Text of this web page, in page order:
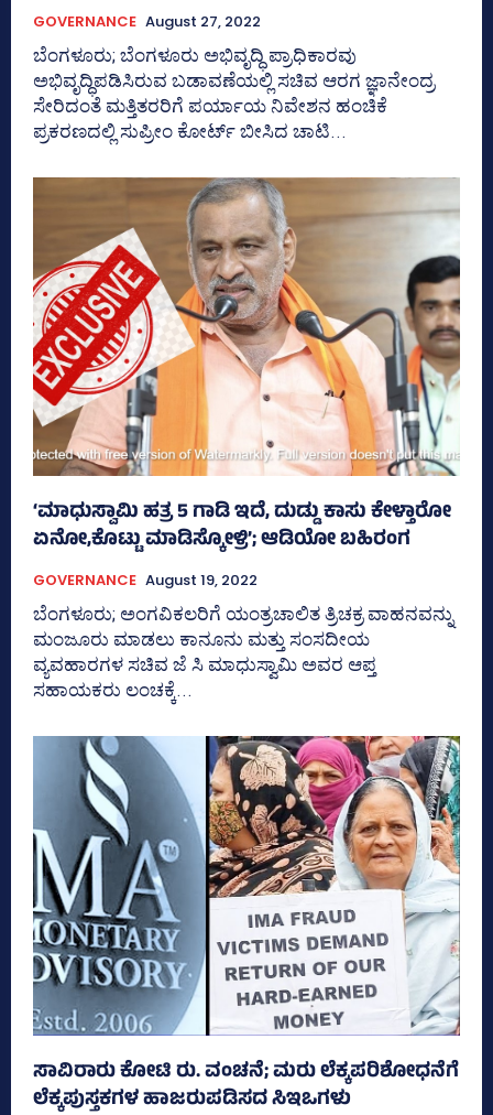
GOVERNANCE August 27, 2022
ಬೆಂಗಳೂರು; ಬೆಂಗಳೂರು ಅಭಿವೃದ್ಧಿ ಪ್ರಾಧಿಕಾರವು
ಅಭಿವೃದ್ಧಿಪಡಿಸಿರುವ ಬಡಾವಣೆಯಲ್ಲಿ ಸಚಿವ ಆರಗ ಜ್ಞಾನೇಂದ್ರ
ಸೇರಿದಂತೆ ಮತ್ತಿತರರಿಗೆ ಪರ್ಯಾಯ ನಿವೇಶನ ಹಂಚಿಕೆ
ಪ್ರಕರಣದಲ್ಲಿ ಸುಪ್ರೀಂ ಕೋರ್ಟ್‌ ಬೀಸಿದ ಚಾಟಿ...
‘ಮಾಧುಸ್ವಾಮಿ ಹತ್ರ 5 ಗಾಡಿ ಇದೆ, ದುಡ್ಡು ಕಾಸು ಕೇಳ್ತಾರೋ
ಏನೋ,ಕೊಟ್ಟು ಮಾಡಿಸ್ಕೋಳ್ರಿ’; ಆಡಿಯೋ ಬಹಿರಂಗ
GOVERNANCE August 19, 2022
ಬೆಂಗಳೂರು; ಅಂಗವಿಕಲರಿಗೆ ಯಂತ್ರಚಾಲಿತ ತ್ರಿಚಕ್ರ ವಾಹನವನ್ನು
ಮಂಜೂರು ಮಾಡಲು ಕಾನೂನು ಮತ್ತು ಸಂಸದೀಯ
ವ್ಯವಹಾರಗಳ ಸಚಿವ ಜೆ ಸಿ ಮಾಧುಸ್ವಾಮಿ ಅವರ ಆಪ್ತ
ಸಹಾಯಕರು ಲಂಚಕ್ಕೆ...
ಸಾವಿರಾರು ಕೋಟಿ ರು. ವಂಚನೆ; ಮರು ಲೆಕ್ಕಪರಿಶೋಧನೆಗೆ
ಲೆಕ್ಕಪುಸ್ತಕಗಳ ಹಾಜರುಪಡಿಸದ ಸಿಇಒಗಳು